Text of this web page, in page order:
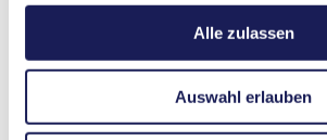
Alle zulassen
Auswahl erlauben